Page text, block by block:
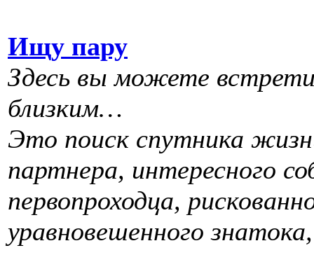
Ищу пару
Здесь вы можете
близким…
Это поиск спутника
партнера, интересного
первопроходца,
уравновешенного